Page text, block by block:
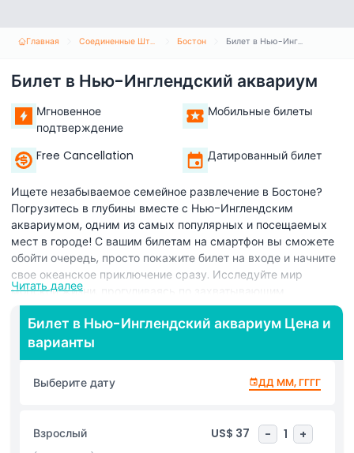
Главная Соединенные Штаты Америки Бостон Билет в Нью-Инглендский аквариум
Билет в Нью-Инглендский аквариум
Мгновенное
подтверждение
Мобильные билеты
Free Cancellation Датированный билет
Ищете незабываемое семейное развлечение в Бостоне?
Погрузитесь в глубины вместе с Нью-Инглендским
аквариумом, одним из самых популярных и посещаемых
мест в городе! С вашим билетам на смартфон вы сможете
обойти очередь, просто покажите билет на входе и начните
свое океанское приключение сразу. Исследуйте мир
морской жизни, прогуливаясь по захватывающим
экспозициям, наполненным удивительными морскими
обитателями. От игривых тюленей и морских львов до
очаровательных пингвинов, изящных морских черепах и
завораживающих медуз — здесь каждый найдет что-то по
душе. Не пропустите интерактивный резервуар с скатами,
где можно аккуратно потрогать этих нежных пловцов!
является Огромный Океанский Резервуар — впечатляющий
757 000-литровый дом для сотен тропических рыб, ярких
Читать далее
Билет в Нью-Инглендский аквариум Цена и
варианты
Выберите дату ДД ММ, ГГГГ
Взрослый US$ 37 - 1 +